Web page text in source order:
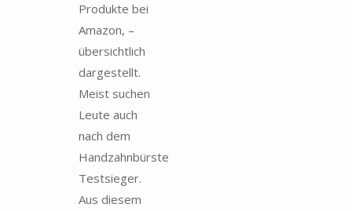
Produkte bei
Amazon, –
übersichtlich
dargestellt.
Meist suchen
Leute auch
nach dem
Handzahnbürste
Testsieger.
Aus diesem